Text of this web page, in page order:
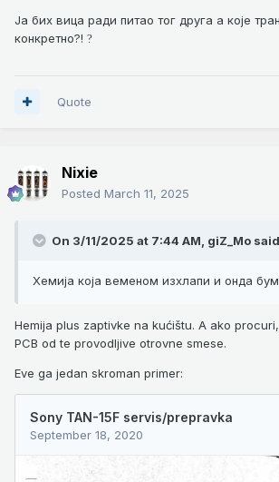
Ја бих вица ради питао тог друга а које
конкретно?! ?
Quote
Nixie
Posted March 11, 2025
On 3/11/2025 at 7:44 AM, giZ_Mo
Хемија која веменом изхлапи и онда
Hemija plus zaptivke na kućištu. A ako
PCB od te provodljive otrovne smese.
Eve ga jedan skroman primer: